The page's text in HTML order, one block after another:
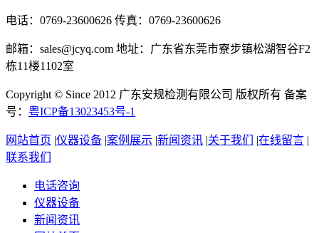
电话：0769-23600626 传真：0769-23600626
邮箱：sales@jcyq.com 地址：广东省东莞市寮步镇松湖智谷F2
栋11楼1102室
Copyright © Since 2012 广东安规检测有限公司 版权所有 备案
号： 粤ICP备13023453号-1
网站首页 |仪器设备 |案例展示 |新闻资讯 |关于我们 |在线留言 |
联系我们
电话咨询
仪器设备
新闻资讯